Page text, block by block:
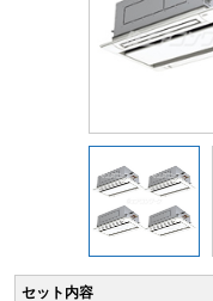
セット内容